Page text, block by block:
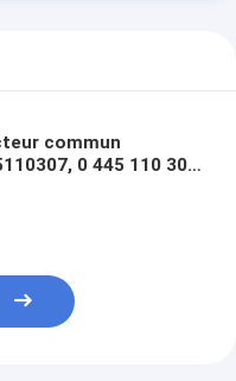
commun
0 445 110 307,